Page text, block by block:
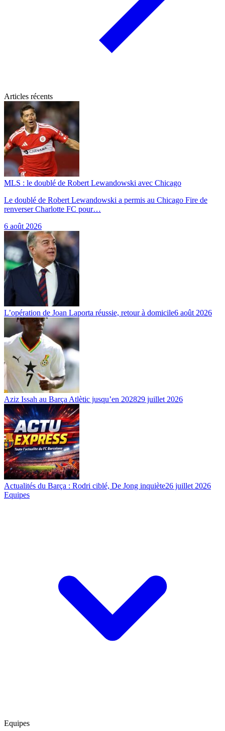
Articles récents
MLS : le doublé de Robert Lewandowski avec Chicago
Le doublé de Robert Lewandowski a permis au Chicago Fire de
renverser Charlotte FC pour…
6 août 2026
L’opération de Joan Laporta réussie, retour à domicile6 août 2026
Aziz Issah au Barça Atlètic jusqu’en 202829 juillet 2026
Actualités du Barça : Rodri ciblé, De Jong inquiète26 juillet 2026
Equipes
Equipes